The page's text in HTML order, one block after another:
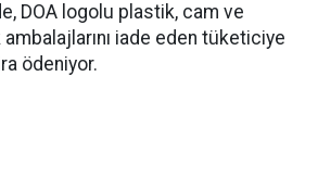
DOA logolu plastik, cam ve
iade eden tüketiciye
ödeniyor.